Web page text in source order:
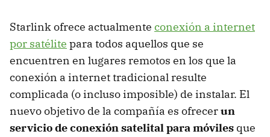
Starlink ofrece actualmente conexión a internet
por satélite para todos aquellos que se
encuentren en lugares remotos en los que la
conexión a internet tradicional resulte
complicada (o incluso imposible) de instalar. El
nuevo objetivo de la compañía es ofrecerun
servicio de conexión satelital para móviles que